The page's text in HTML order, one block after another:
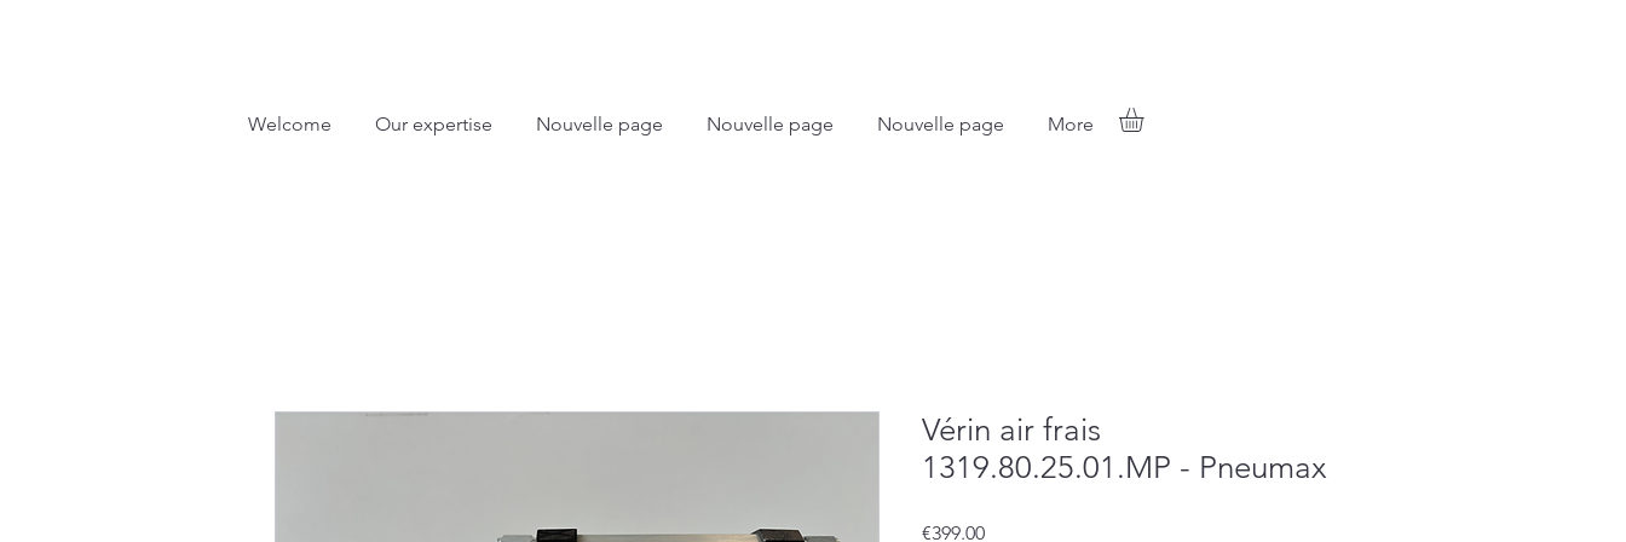
Welcome Our expertise Nouvelle page Nouvelle page Nouvelle page More
Vérin air frais
1319.80.25.01.MP - Pneumax
€399.00Price